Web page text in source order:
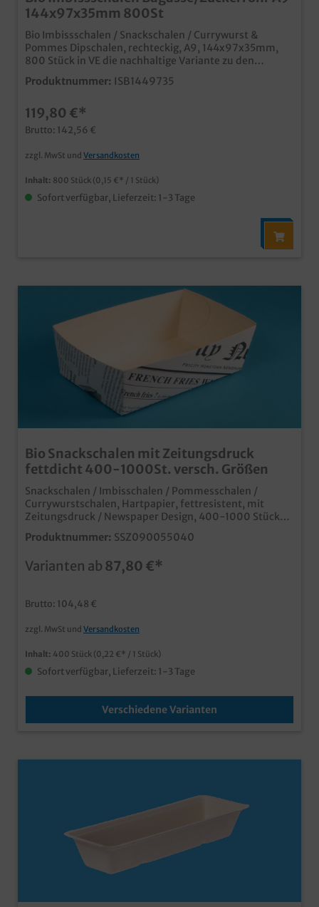
144x97x35mm 800St
Bio Imbissschalen / Snackschalen / Currywurst &
Pommes Dipschalen, rechteckig, A9, 144x97x35mm,
800 Stück in VE die nachhaltige Variante zu den
bekannten PP Imbissschalen aus biologisch
abbaubarem Bagasse/Zuckerrohr Material
Mikrowellen-und Backofengeeignet ideal für Pommes,
Currywurst, Fingerfood, usw. in Imbiss, Food Truck,
Kantine, usw. in verschiedenen Größen und auch
Unterteilungen erhältlich
Produktnummer: ISB1449735
119,80 €*
Brutto: 142,56 €
zzgl. MwSt und Versandkosten
Inhalt: 800 Stück (0,15 €* / 1 Stück)
Sofort verfügbar, Lieferzeit: 1-3 Tage
Bio Snackschalen mit Zeitungsdruck
fettdicht 400-1000St. versch. Größen
Snackschalen / Imbisschalen / Pommesschalen /
Currywurstschalen, Hartpapier, fettresistent, mit
Zeitungsdruck / Newspaper Design, 400-1000 Stück
im Karton, verschiedene Größen gemäß Auswahl
moderne Snackschalen für den Einsatz in Imbiss und
Currywurst, Fingerfood, usw. aus fettresistentem
Produktnummer: SSZ090055040
Varianten ab 87,80 €*
Brutto: 104,48 €
zzgl. MwSt und Versandkosten
Inhalt: 400 Stück (0,22 €* / 1 Stück)
Sofort verfügbar, Lieferzeit: 1-3 Tage
Verschiedene Varianten